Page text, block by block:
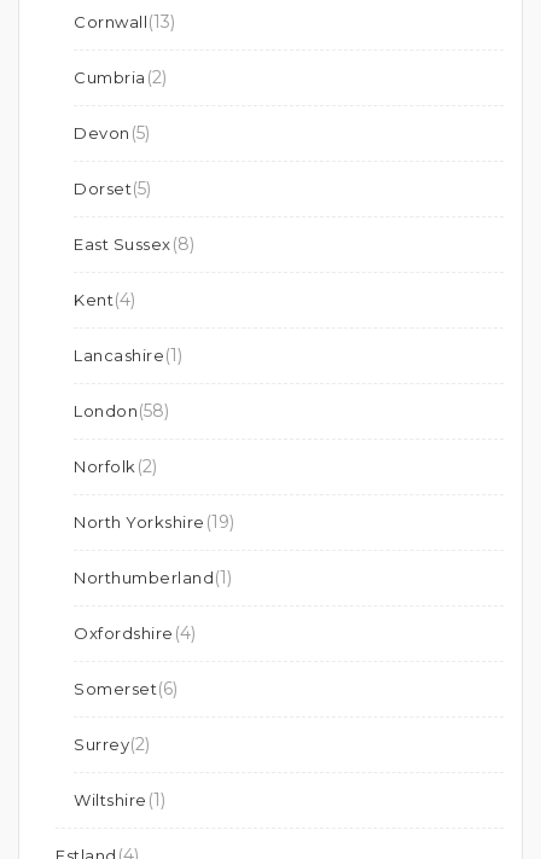
Cornwall(13)
Cumbria (2)
Devon (5)
Dorset(5)
East Sussex(8)
Kent(4)
Lancashire(1)
London(58)
Norfolk (2)
North Yorkshire (19)
Northumberland(1)
Oxfordshire (4)
Somerset(6)
Surrey(2)
Wiltshire (1)